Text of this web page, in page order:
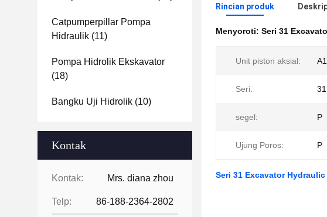
Catpumperpillar Pompa
Hidraulik (11)
Pompa Hidrolik Ekskavator
(18)
Bangku Uji Hidrolik (10)
Kontak
Kontak: Mrs. diana zhou
Telp: 86-188-2364-2802
Rincian produk
Menyoroti: Seri 31
Unit piston aksial:
Seri: 31
segel: P
Ujung Poros: P
Seri 31 Excavator